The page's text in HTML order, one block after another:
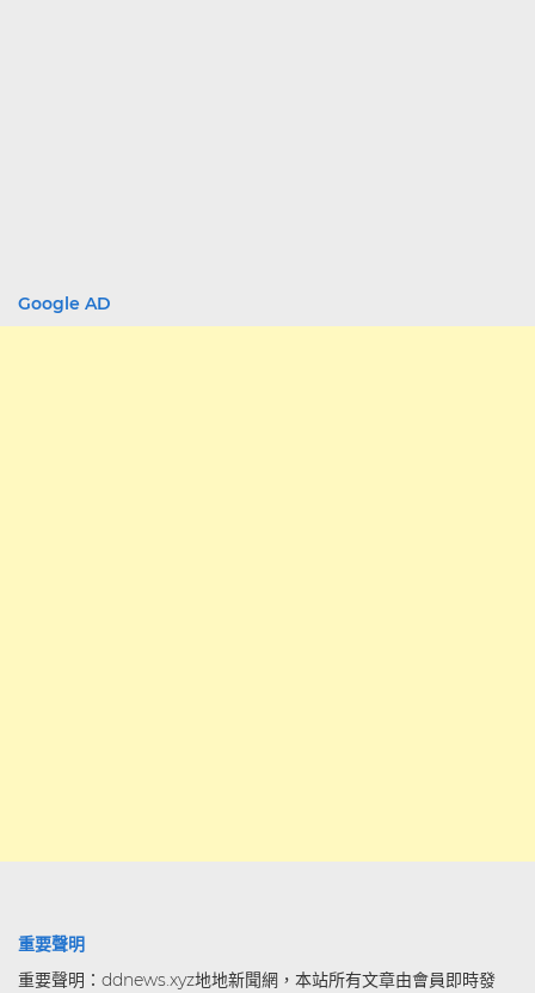
Google AD
重要聲明
重要聲明：ddnews.xyz地地新聞網，本站所有文章由會員即時發